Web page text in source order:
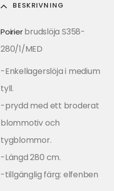
BESKRIVNING
Poirier brudslöja S358-
280/1/MED
-Enkellagerslöja i medium
tyll.
-prydd med ett broderat
blommotiv och
tygblommor.
-Längd 280 cm.
-tillgänglig färg: elfenben